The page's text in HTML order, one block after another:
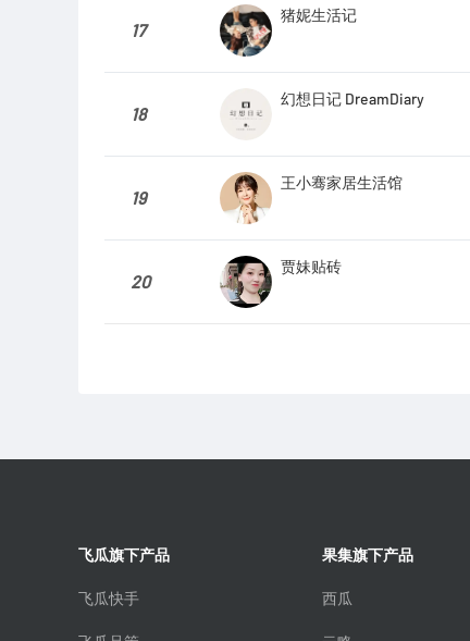
17
猪妮生活记
18
幻想日记 DreamDiary
19
王小骞家居生活馆
20
贾妹贴砖
飞瓜旗下产品
飞瓜快手
果集旗下产品
西瓜